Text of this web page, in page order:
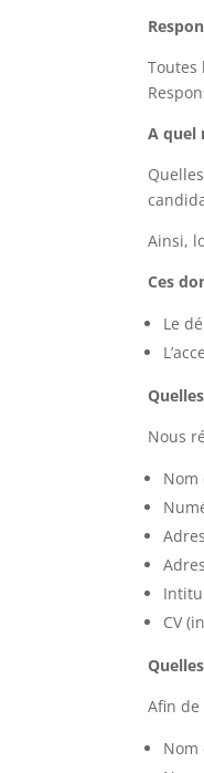
Toutes
A quel
Ainsi,
Ces
Le
Nous
Nom
CV
Afin
Nom